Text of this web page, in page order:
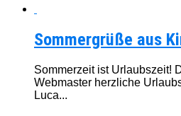
Sommergrüße aus
Sommerzeit ist Urlaubszeit!
Webmaster herzliche
Luca...